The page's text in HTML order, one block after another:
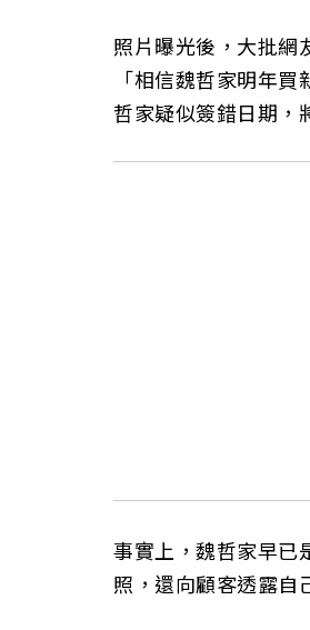
照片曝光後，大批網
「相信魏哲家明年
哲家疑似簽錯日期，
事實上，魏哲家早已
照，還向顧客透露自